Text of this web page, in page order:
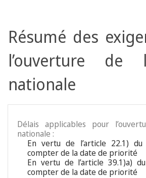
Résumé des
l’ouverture de
nationale
Délais applicables pour
nationale :
En vertu de l’article 22.1)
compter de la date de priorité
En vertu de l’article 39.1)a)
compter de la date de priorité